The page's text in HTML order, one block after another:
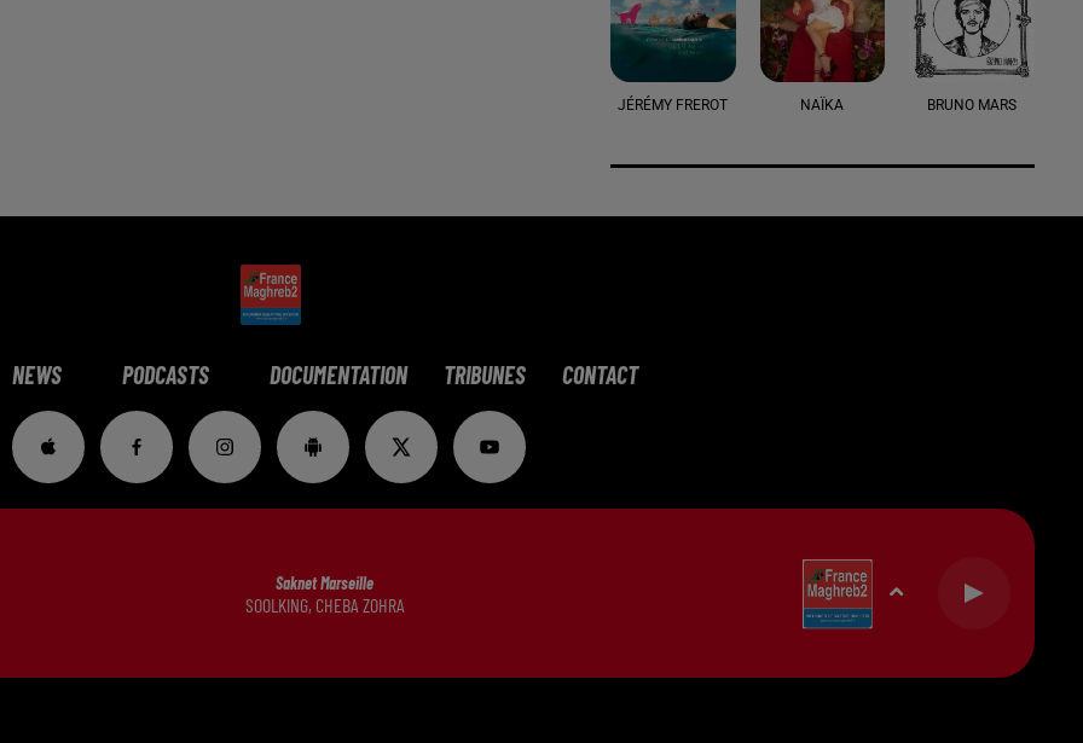
JÉRÉMY FREROT NAÏKA BRUNO MARS
NEWS PODCASTS DOCUMENTATION TRIBUNES CONTACT
Saknet Marseille
SOOLKING, CHEBA ZOHRA